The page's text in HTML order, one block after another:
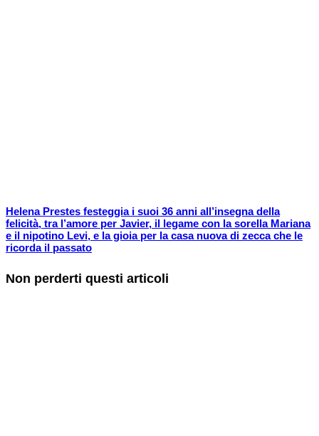
Helena Prestes festeggia i suoi 36 anni all’insegna della
felicità, tra l’amore per Javier, il legame con la sorella Mariana
e il nipotino Levi, e la gioia per la casa nuova di zecca che le
ricorda il passato
Non perderti questi articoli